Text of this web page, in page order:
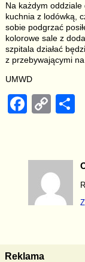
Na każdym
kuchnia z lodówką,
sobie podgrzać
kolorowe sale z
szpitala działać
z przebywającymi
UMWD
F
e
o
C
y
Li
n
e
Reklama